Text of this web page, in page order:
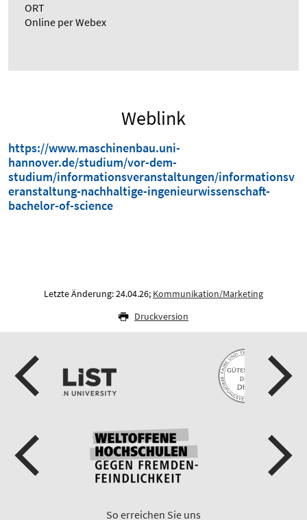
ORT
Online per Webex
Weblink
https://www.maschinenbau.uni-
hannover.de/studium/vor-dem-
studium/informationsveranstaltungen/informationsv
eranstaltung-nachhaltige-ingenieurwissenschaft-
bachelor-of-science
Letzte Änderung: 24.04.26; Kommunikation/Marketing
Druckversion
So erreichen Sie uns